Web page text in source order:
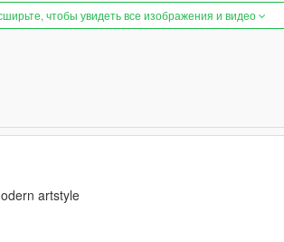
чтобы увидеть все изображения и видео
artstyle